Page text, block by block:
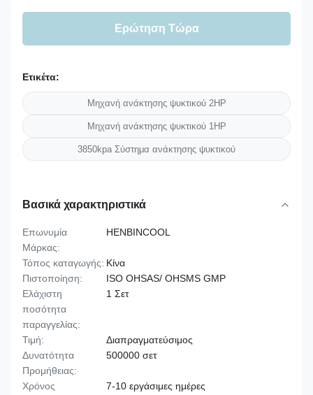
Ερώτηση Τώρα
Ετικέτα:
Μηχανή ανάκτησης ψυκτικού 2HP
Μηχανή ανάκτησης ψυκτικού 1HP
3850kpa Σύστημα ανάκτησης ψυκτικού
Βασικά χαρακτηριστικά
Επωνυμία
Μάρκας:
HENBINCOOL
Τόπος καταγωγής: Κίνα
Πιστοποίηση:
ISO OHSAS/ OHSMS GMP
Ελάχιστη
ποσότητα
παραγγελίας:
1 Σετ
Τιμή:
Διαπραγματεύσιμος
Δυνατότητα
Προμήθειας:
500000 σετ
Χρόνος
7-10 εργάσιμες ημέρες